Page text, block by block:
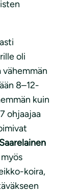
oli
8–12-
kuin
ohjaajaa
koira,